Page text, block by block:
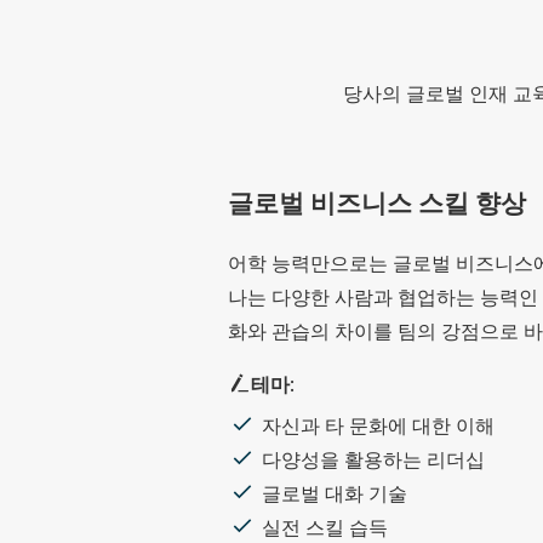
당사의 글로벌 인재 교
글로벌 비즈니스 스킬 향상
어학 능력만으로는 글로벌 비즈니
나는 다양한 사람과 협업하는 능력
화와 관습의 차이를 팀의 강점으로
테마:
자신과 타 문화에 대한 이해
다양성을 활용하는 리더십
글로벌 대화 기술
실전 스킬 습득